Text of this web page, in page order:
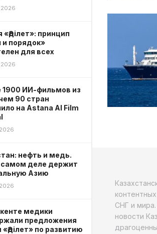
«Әділет»: принцип
и порядок»
для всех
ИИ-фильмов из
90 стран
на Astana AI Film
нефть и медь.
самом деле держит
Азию
медики
предложения
«Әділет» по развитию
СНГ и
новости